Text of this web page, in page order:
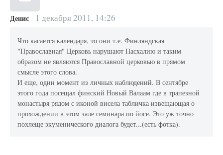
Денис 1 декабря 2011, 14:26
Что касается календаря, то они т.е. Финляндская
"Православная" Церковь нарушают Пасхалию и таким
образом не являются Православной церковью в прямом
смысле этого слова.
И еще, один момент из личных наблюдений. В сентябре
этого года посещал финский Новый Валаам где в трапезной
монастыря рядом с иконой висела табличка извещающая о
прохождении в этом зале семинара по йоге. Это уж точно
похлеще экуменического диалога будет...(есть фотка).